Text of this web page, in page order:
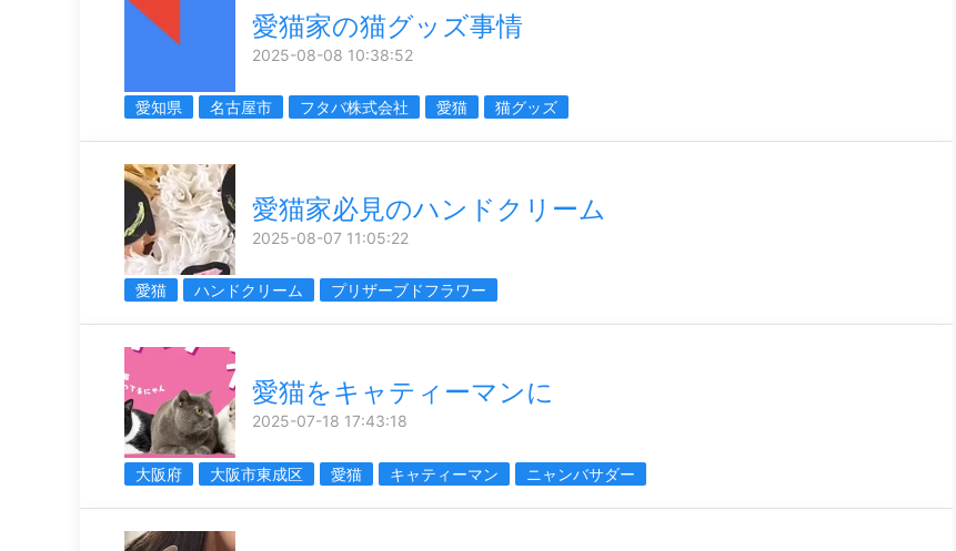
愛猫家の猫グッズ事情
2025-08-08 10:38:52
愛知県 名古屋市 フタバ株式会社 愛猫 猫グッズ
愛猫家必見のハンドクリーム
2025-08-07 11:05:22
愛猫 ハンドクリーム プリザーブドフラワー
愛猫をキャティーマンに
2025-07-18 17:43:18
大阪府 大阪市東成区 愛猫 キャティーマン ニャンバサダー